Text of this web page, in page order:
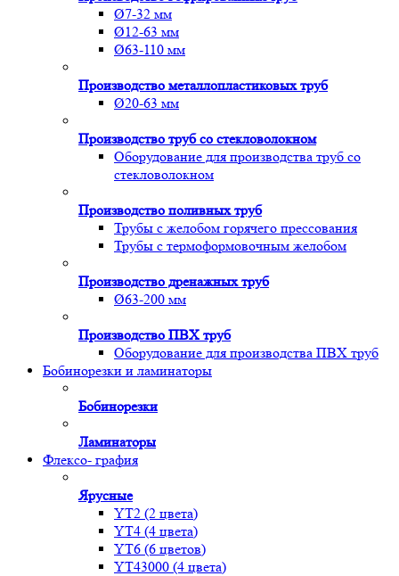
Ø7-32 мм
Ø12-63 мм
Ø63-110 мм
Производство металлопластиковых труб
Ø20-63 мм
Производство труб со стекловолокном
Оборудование для производства труб со
стекловолокном
Производство поливных труб
Трубы с желобом горячего прессования
Трубы с термоформовочным желобом
Производство дренажных труб
Ø63-200 мм
Производство ПВХ труб
Оборудование для производства ПВХ труб
Бобинорезки и ламинаторы
Бобинорезки
Ламинаторы
Флексо- графия
Ярусные
YT2 (2 цвета)
YT4 (4 цвета)
YT6 (6 цветов)
YT43000 (4 цвета)